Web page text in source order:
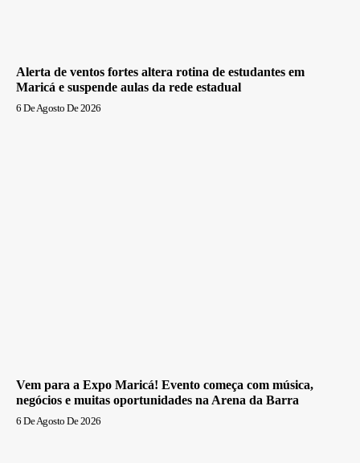
Alerta de ventos fortes altera rotina de estudantes em
Maricá e suspende aulas da rede estadual
6 De Agosto De 2026
Vem para a Expo Maricá! Evento começa com música,
negócios e muitas oportunidades na Arena da Barra
6 De Agosto De 2026